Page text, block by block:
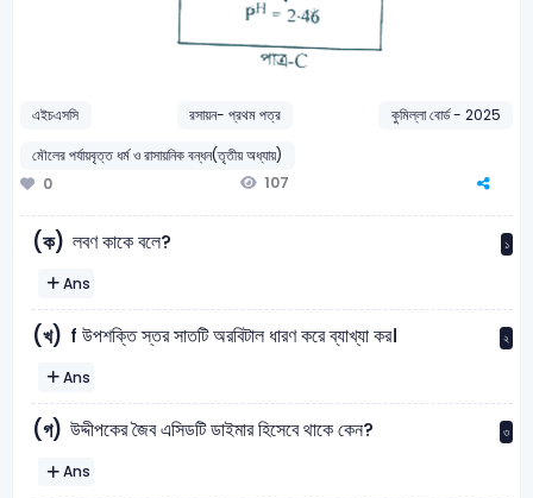
এইচএসসি রসায়ন- প্রথম পত্র
কুমিল্লা বোর্ড - 2025
মৌলের পর্যায়বৃত্ত ধর্ম ও রাসায়নিক বন্ধন(তৃতীয় অধ্যায়)
0
107
(ক) লবণ কাকে বলে? ১
Ans
(খ) f উপশক্তি স্তর সাতটি অরবিটাল ধারণ করে ব্যাখ্যা কর। ২
Ans
(গ) উদ্দীপকের জৈব এসিডটি ডাইমার হিসেবে থাকে কেন? ৩
Ans